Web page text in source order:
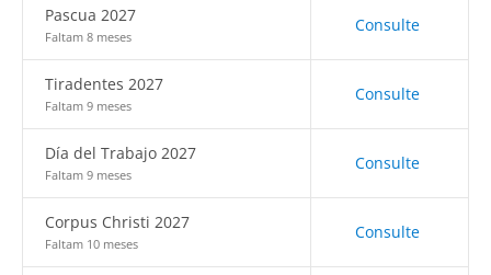
Pascua 2027
Faltam 8 meses
Consulte
Tiradentes 2027
Faltam 9 meses
Consulte
Día del Trabajo 2027
Faltam 9 meses
Consulte
Corpus Christi 2027
Faltam 10 meses
Consulte